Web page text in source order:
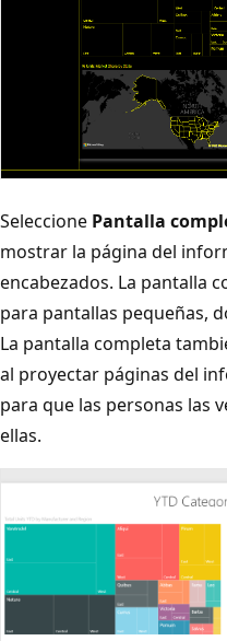
Seleccione Pantalla
mostrar la página del
encabezados. La pantalla
para pantallas pequeñas,
La pantalla completa
al proyectar páginas del
para que las personas las
ellas.